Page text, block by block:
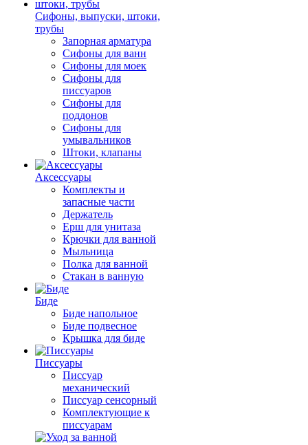
Сифоны, выпуски, штоки,
трубы
Запорная арматура
Сифоны для ванн
Сифоны для моек
Сифоны для
писсуаров
Сифоны для
поддонов
Сифоны для
умывальников
Штоки, клапаны
Аксессуары
Комплекты и
запасные части
Держатель
Ерш для унитаза
Крючки для ванной
Мыльница
Полка для ванной
Стакан в ванную
Биде
Биде напольное
Биде подвесное
Крышка для биде
Писсуары
Писсуар
механический
Писсуар сенсорный
Комплектующие к
писсуарам